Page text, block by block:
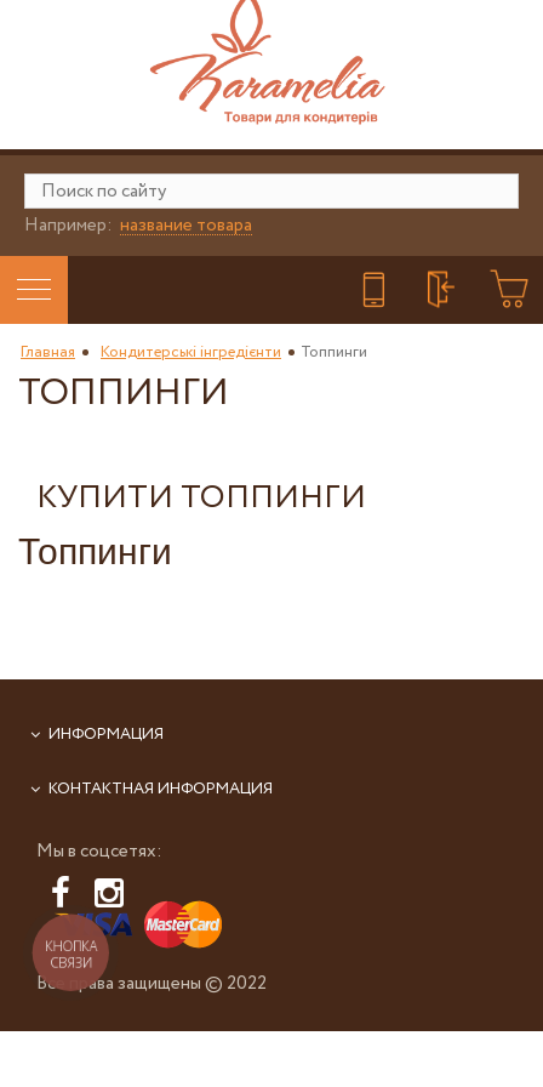
Например: название товара
Главная Кондитерські інгредієнти Топпинги
ТОППИНГИ
КУПИТИ ТОППИНГИ
Топпинги
ИНФОРМАЦИЯ
Мы в соцсетях:
Все права защищены © 2022
КОНТАКТНАЯ ИНФОРМАЦИЯ
КНОПКА
СВЯЗИ